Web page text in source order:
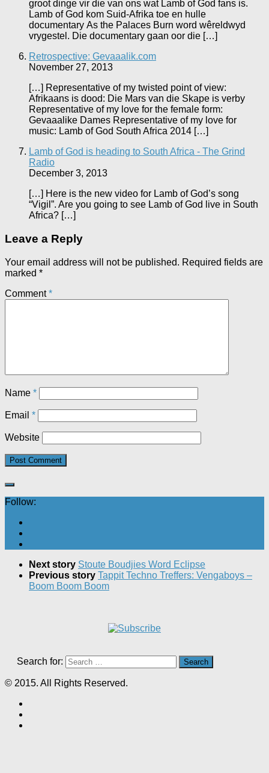
groot dinge vir die van ons wat Lamb of God fans is.
Lamb of God kom Suid-Afrika toe en hulle
documentary As the Palaces Burn word wêreldwyd
vrygestel. Die documentary gaan oor die […]
Retrospective: Gevaaalik.com
November 27, 2013
[…] Representative of my twisted point of view:
Afrikaans is dood: Die Mars van die Skape is verby
Representative of my love for the female form:
Gevaaalike Dames Representative of my love for
music: Lamb of God South Africa 2014 […]
Lamb of God is heading to South Africa - The Grind
Radio
December 3, 2013
[…] Here is the new video for Lamb of God’s song
“Vigil”. Are you going to see Lamb of God live in South
Africa? […]
Leave a Reply
Your email address will not be published. Required fields are
marked *
Comment*
Name *
Email *
Website
Follow:
Next story Stoute Boudjies Word Eclipse
Previous story Tappit Techno Treffers: Vengaboys –
Boom Boom Boom
Search for:
© 2015. All Rights Reserved.